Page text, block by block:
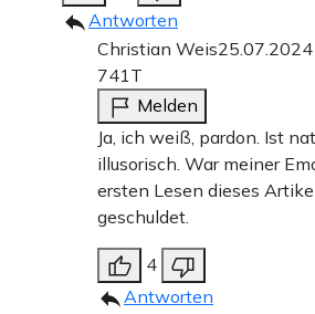
Antworten
Christian Weis
741T
Melden
Ja, ich weiß, pardon. Ist
illusorisch. War meiner
ersten Lesen dieses
geschuldet.
4
Antworten